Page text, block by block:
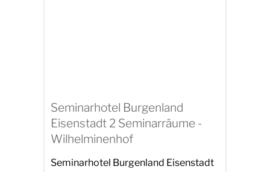
Seminarhotel Burgenland
Eisenstadt 2 Seminarräume -
Wilhelminenhof
Seminarhotel Burgenland Eisenstadt